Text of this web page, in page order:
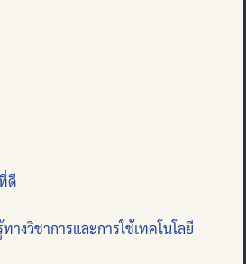
ดี
างวิชาการและการใช้เทคโนโลยี